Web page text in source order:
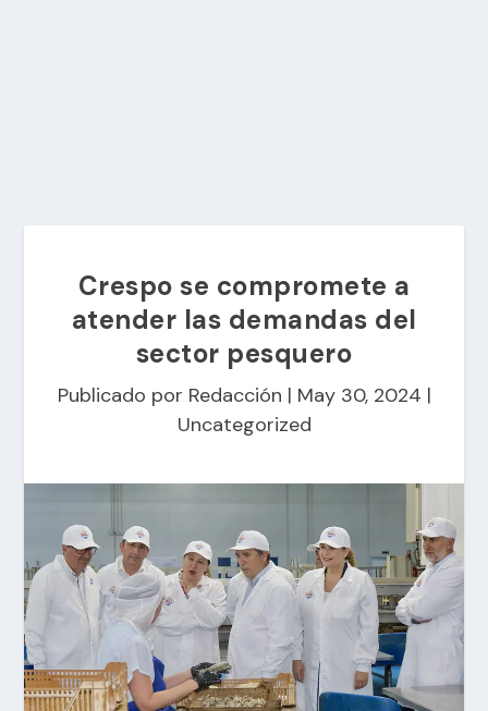
Crespo se compromete a
atender las demandas del
sector pesquero
Publicado por Redacción | May 30, 2024 |
Uncategorized